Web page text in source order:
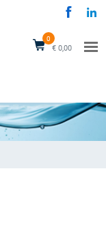
0
€ 0,00